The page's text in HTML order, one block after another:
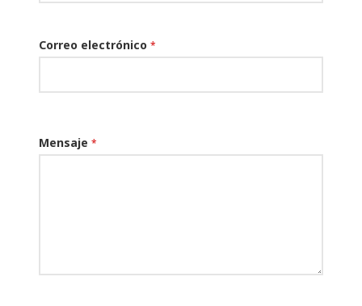
Correo electrónico *
Mensaje *